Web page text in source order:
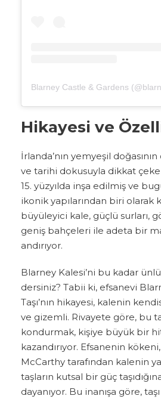
Hikayesi ve
İrlanda’nın yemyeşil
ve tarihi dokusuyla dikkat
15. yüzyılda inşa edilmiş ve
ikonik yapılarından biri olarak
büyüleyici kale, güçlü surları,
geniş bahçeleri ile adeta bir
andırıyor.
Blarney Kalesi’ni bu kadar
dersiniz? Tabii ki, efsanevi
Taşı’nın hikayesi, kalenin
ve gizemli. Rivayete göre, bu
kondurmak, kişiye büyük bir
kazandırıyor. Efsanenin kökeni,
McCarthy tarafından kalenin
taşların kutsal bir güç
dayanıyor. Bu inanışa göre,